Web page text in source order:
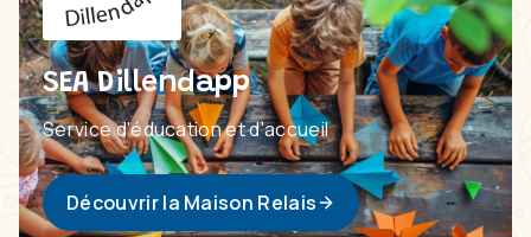
SEA Dillendapp
Service d'éducation et d'accueil
Découvrir la Maison Relais